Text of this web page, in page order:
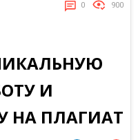
0 900
И
НА ПЛАГИАТ